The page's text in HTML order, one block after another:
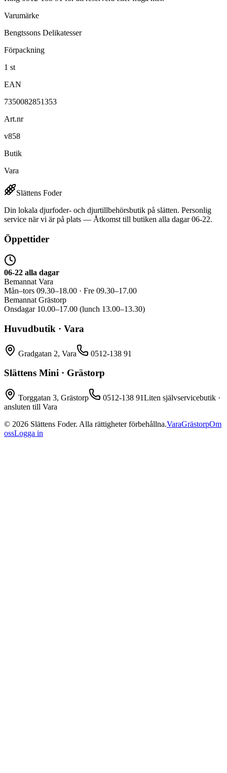
Varumärke
Bengtssons Delikatesser
Förpackning
1 st
EAN
7350082851353
Art.nr
v858
Butik
Vara
Slättens Foder
Din lokala djurfoder- och djurtillbehörsbutik på slätten. Personlig
service när vi är på plats — Åtkomst till butiken alla dagar 06-22.
Öppettider
06-22 alla dagar
Bemannat Vara
Mån–tors 09.30–18.00 · Fre 09.30–17.00
Bemannat Grästorp
Onsdagar 10.00–17.00 (lunch 13.00–13.30)
Huvudbutik · Vara
Gradgatan 2, Vara 0512-138 91
Slättens Mini · Grästorp
Torggatan 3, Grästorp 0512-138 91Liten självservicebutik ·
ansluten till Vara
© 2026 Slättens Foder. Alla rättigheter förbehållna.VaraGrästorpOm
ossLogga in